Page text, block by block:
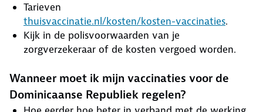
Tarieven
thuisvaccinatie.nl/kosten/kosten-vaccinaties.
Kijk in de polisvoorwaarden van je
zorgverzekeraar of de kosten vergoed worden.
Wanneer moet ik mijn vaccinaties voor de
Dominicaanse Republiek regelen?